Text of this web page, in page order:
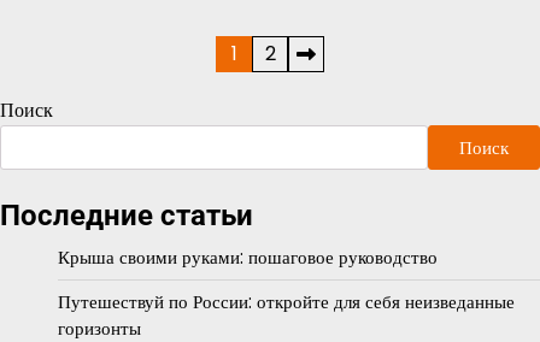
записей
1 2
Поиск
Поиск
Последние статьи
Крыша своими руками: пошаговое руководство
Путешествуй по России: откройте для себя неизведанные
горизонты